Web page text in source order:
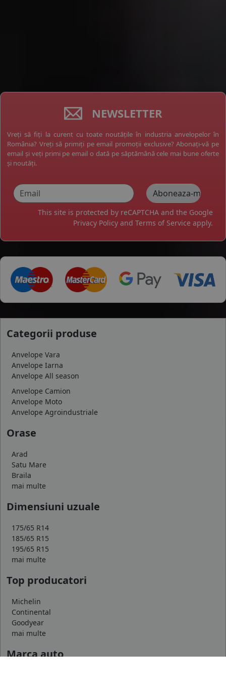
NEWSLETTER
Vreți să fiți la curent cu toate noutățile în industria anvelopelor în
România? Vreți să primiți pe email promoții exclusive? Abonați-vă pe
email și veți primi pe email o dată pe săptămână cele mai bune oferte
și noutăți.
This site is protected by reCAPTCHA and the Google
Privacy Policy and Terms of Service apply.
Categorii produse
Anvelope Vara
Anvelope Iarna
Anvelope All season
Anvelope Camion
Anvelope Moto
Anvelope Agroindustriale
Orase
Arad
Satu Mare
Braila
mai multe
Dimensiuni uzuale
175/65 R14
185/65 R15
195/65 R15
mai multe
Top producatori
Michelin
Continental
Goodyear
mai multe
Marca auto